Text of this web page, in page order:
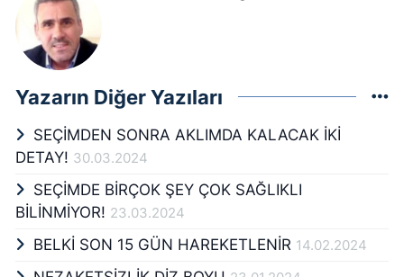
Yazarın Diğer Yazıları
SEÇİMDEN SONRA AKLIMDA KALACAK İKİ
DETAY! 30.03.2024
SEÇİMDE BİRÇOK ŞEY ÇOK SAĞLIKLI
BİLİNMİYOR! 23.03.2024
BELKİ SON 15 GÜN HAREKETLENİR 14.02.2024